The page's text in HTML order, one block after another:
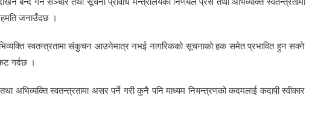
जनाउँदछ ।
स्वतन्त्रतामा संकुचन आउनेमात्र नभई नागरिकको सूचनाको हक समेत प्रभावित हुन सक्ने
गर्दछ ।
अभिव्यक्ति स्वतन्त्रतामा असर पर्ने गरी कुनै पनि माध्यम नियन्त्रणको कदमलाई कदापी स्वीकार